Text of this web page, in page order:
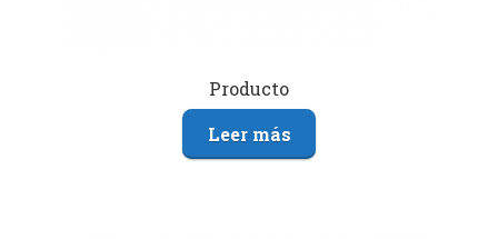
Producto
Leer más